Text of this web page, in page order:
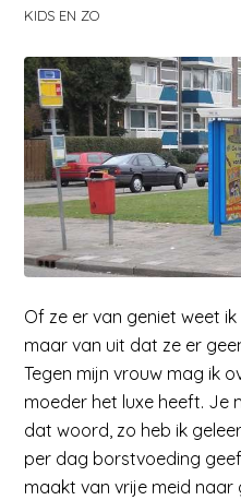
KIDS EN ZO
Of ze er van geniet weet
maar van uit dat ze er
Tegen mijn vrouw mag ik
moeder het luxe heeft. Je
dat woord, zo heb ik
per dag borstvoeding
maakt van vrije meid naar